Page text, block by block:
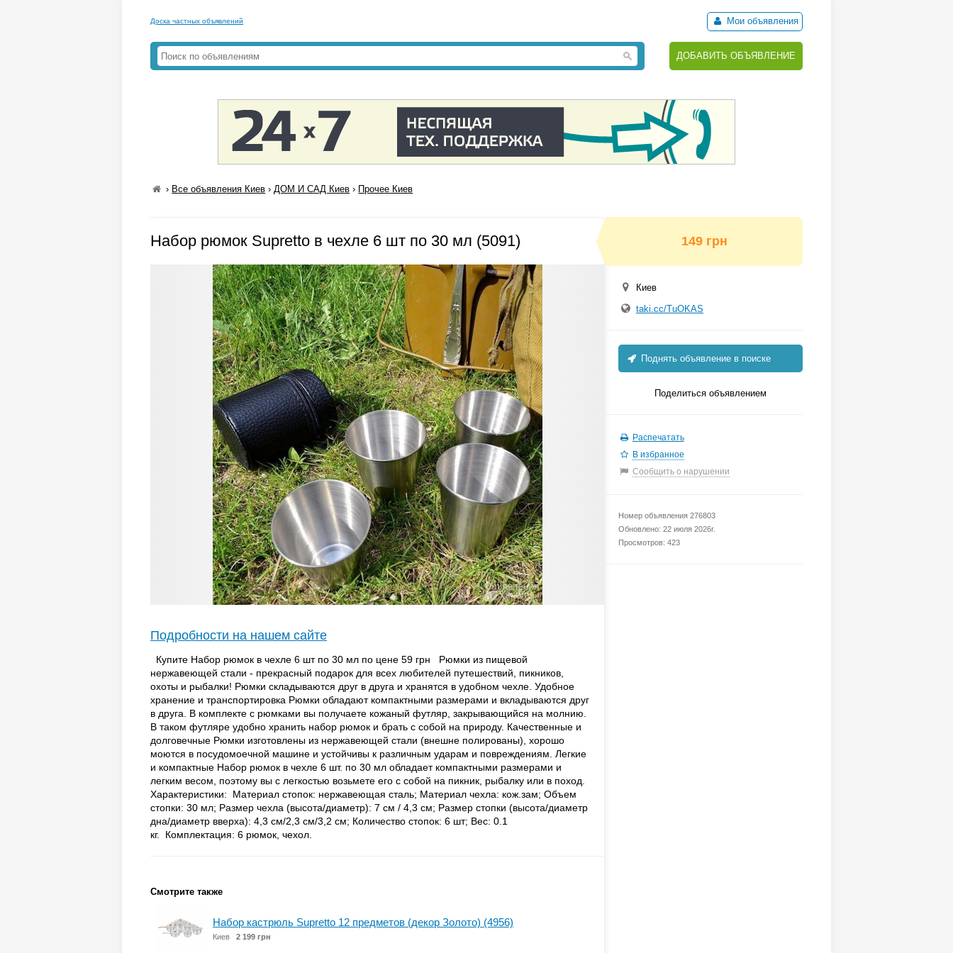
Доска частных объявлений Мои объявления
ДОБАВИТЬ ОБЪЯВЛЕНИЕ
› Все объявления Киев ›ДОМ И САД Киев › Прочее Киев
Набор рюмок Supretto в чехле 6 шт по 30 мл (5091)
Подробности на нашем сайте
Купите Набор рюмок в чехле 6 шт по 30 мл по цене 59 грн Рюмки из пищевой
нержавеющей стали - прекрасный подарок для всех любителей путешествий, пикников,
охоты и рыбалки! Рюмки складываются друг в друга и хранятся в удобном чехле. Удобное
хранение и транспортировка Рюмки обладают компактными размерами и вкладываются друг
в друга. В комплекте с рюмками вы получаете кожаный футляр, закрывающийся на молнию.
В таком футляре удобно хранить набор рюмок и брать с собой на природу. Качественные и
долговечные Рюмки изготовлены из нержавеющей стали (внешне полированы), хорошо
моются в посудомоечной машине и устойчивы к различным ударам и повреждениям. Легкие
и компактные Набор рюмок в чехле 6 шт. по 30 мл обладает компактными размерами и
легким весом, поэтому вы с легкостью возьмете его с собой на пикник, рыбалку или в поход.
Характеристики: Материал стопок: нержавеющая сталь; Материал чехла: кож.зам; Объем
стопки: 30 мл; Размер чехла (высота/диаметр): 7 см / 4,3 см; Размер стопки (высота/диаметр
дна/диаметр вверха): 4,3 см/2,3 см/3,2 см; Количество стопок: 6 шт; Вес: 0.1
кг. Комплектация: 6 рюмок, чехол.
Смотрите также
Набор кастрюль Supretto 12 предметов (декор Золото) (4956)
Киев 2 199 грн
149 грн
Киев
taki.cc/TuOKAS
Поднять объявление в поиске
Поделиться объявлением
Распечатать
В избранное
Сообщить о нарушении
Номер объявления 276803
Обновлено: 22 июля 2026г.
Просмотров: 423